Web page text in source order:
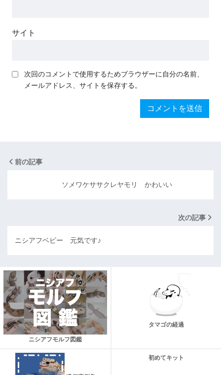
サイト
次回のコメントで使用するためブラウザーに自分の名前、
メールアドレス、サイトを保存する。
前の記事
ソメワケササクレヤモリ かわいい
次の記事
ニシアフベビー 元気です♪
ニシアフモルフ図鑑
タマゴの経過
初めてキット